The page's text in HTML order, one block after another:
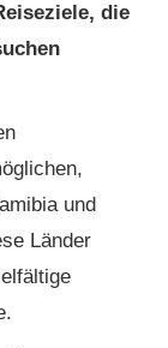
die
und
Länder